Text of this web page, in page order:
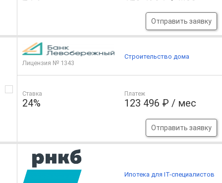
Отправить заявку
Лицензия № 1343
Ставка
24%
Платеж
123 496 ₽ / мес
Отправить заявку
Строительство дома
Ипотека для IT-специалистов